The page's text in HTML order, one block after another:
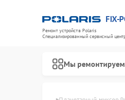
FIX-
Ремонт устройств Polaris
Специализированный cервисный
Мы ремонтируем